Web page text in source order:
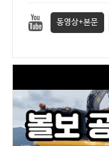
동영상+본문